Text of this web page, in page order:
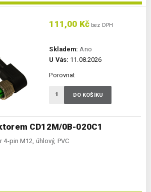
CD12M/0B-020C1
4-pin M12, úhlový, PVC
111,00 Kč bez DPH
Skladem: Ano
U Vás: 11.08.2026
Porovnat
DO KOŠÍKU